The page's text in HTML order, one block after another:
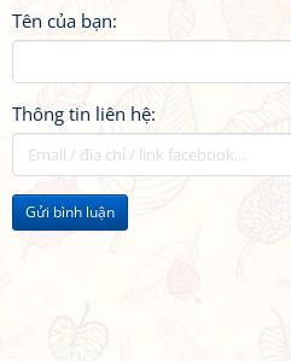
Tên của bạn:
Thông tin liên hệ:
Gửi bình luận